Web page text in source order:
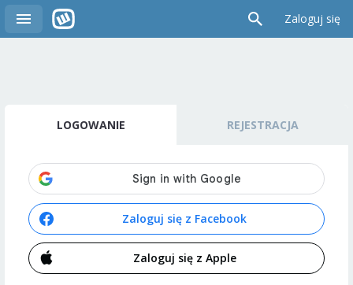
Zaloguj się
LOGOWANIE REJESTRACJA
Zaloguj się z Facebook
Zaloguj się z Apple